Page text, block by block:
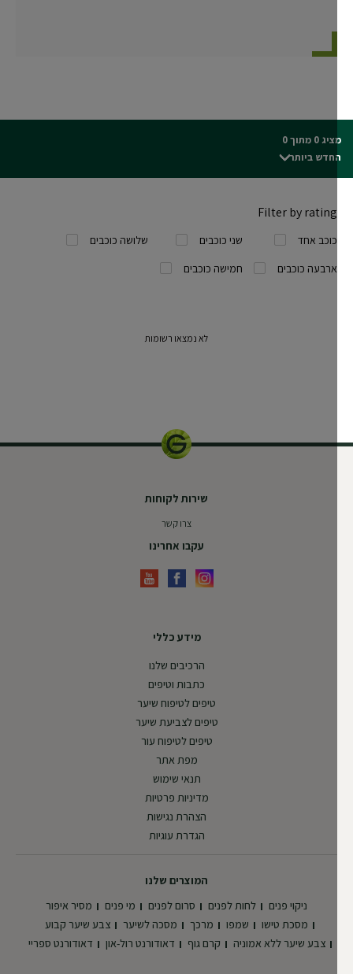
0 מתוך 0
ביותר
Filter by rating
כוכב אחד שני כוכבים
שלושה כוכבים
ארבעה כוכבים
חמישה כוכבים
לא נמצאו רשומות
המוצרים שלנו
ניקוי פנים
לחות לפנים סרום לפנים מי פנים
מסיר איפור
מסכת טישו
שמפו מרכך מסכה לשיער
צבע שיער קבוע
צבע שיער ללא אמוניה
קרם גוף דאודורנט רול-און דאודורנט ספריי
מידע כללי
הרכיבים שלנו
כתבות וטיפים
טיפים לטיפוח שיער
טיפים לצביעת שיער
טיפים לטיפוח עור
מפת אתר
תנאי שימוש
מדיניות פרטיות
הצהרת נגישות
הגדרת עוגיות
שירות לקוחות
צרו קשר
עקבו אחרינו